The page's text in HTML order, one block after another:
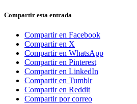
Compartir esta entrada
Compartir en Facebook
Compartir en X
Compartir en WhatsApp
Compartir en Pinterest
Compartir en LinkedIn
Compartir en Tumblr
Compartir en Reddit
Compartir por correo